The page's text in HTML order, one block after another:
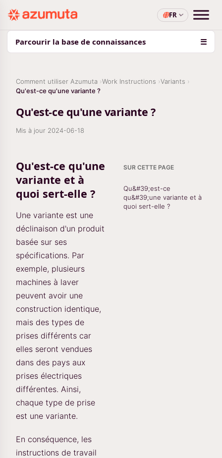
FR
Parcourir la base de connaissances ☰
Comment utiliser Azumuta Work Instructions
Variants
Qu'est-ce qu'une variante ?
Qu'est-ce qu'une variante ?
Mis à jour 2024-06-18
Qu'est-ce qu'une
variante et à
quoi sert-elle ?
Une variante est une
déclinaison d'un produit
basée sur ses
spécifications. Par
exemple, plusieurs
machines à laver
peuvent avoir une
construction identique,
mais des types de
prises différents car
elles seront vendues
dans des pays aux
prises électriques
différentes. Ainsi,
chaque type de prise
est une variante.
En conséquence, les
instructions de travail
SUR CETTE PAGE
Qu&#39;est-ce
qu&#39;une variante et à
quoi sert-elle ?